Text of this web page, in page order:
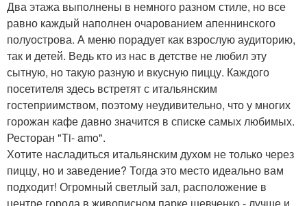
Два этажа выполнены в немного разном стиле, но все
равно каждый наполнен очарованием апеннинского
полуострова. А меню порадует как взрослую аудиторию,
так и детей. Ведь кто из нас в детстве не любил эту
сытную, но такую разную и вкусную пиццу. Каждого
посетителя здесь встретят с итальянским
гостеприимством, поэтому неудивительно, что у многих
горожан кафе давно значится в списке самых любимых.
Ресторан "Тi- amo".
Хотите насладиться итальянским духом не только через
пиццу, но и заведение? Тогда это место идеально вам
подходит! Огромный светлый зал, расположение в